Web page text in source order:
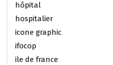
hôpital
hospitalier
icone graphic
ifocop
ile de france